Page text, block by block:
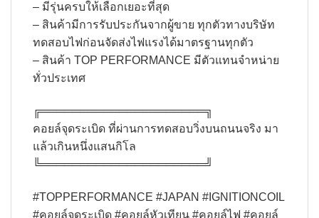
– มีรุ่นครบให้เลือกเยอะที่สุด
– สินค้ามีการรับประกันจากผู้ขาย ทุกตัวทางบริษัท
ทดสอบไฟก่อนจัดส่งไฟแรงได้มาตรฐานทุกตัว
– สินค้า TOP PERFORMANCE มีตัวแทนจำหน่าย
ทั่วประเทศ
╔═════════════════════╗​
คอยล์จุดระเบิด ที่ผ่านการทดสอบวิ่งบนถนนจริง มา
แล้วเกินหนึ่งแสนกิโล
╚═════════════════════╝
#TOPPERFORMANCE #JAPAN #IGNITIONCOIL
#คอยล์จุดระเบิด #คอยล์หัวเทียน #คอยล์ไฟ #คอยล์